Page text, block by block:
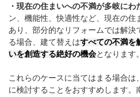
・現在の住まいへの不満が多岐にわ
ン、機能性、快適性など、現在の住
あり、部分的なリフォームでは解決
る場合、建て替えはすべての不満を
いを創造する絶好の機会となります。
これらのケースに当てはまる場合は
に検討することをおすすめします。